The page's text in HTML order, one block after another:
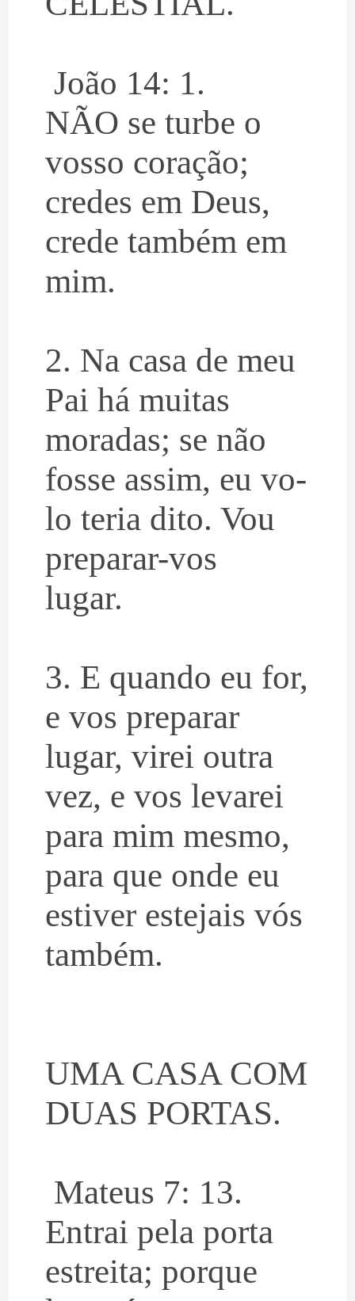
João 14: 1.
NÃO se turbe o
vosso coração;
credes em Deus,
crede também em
mim.
2. Na casa de meu
Pai há muitas
moradas; se não
fosse assim, eu vo-
lo teria dito. Vou
preparar-vos
lugar.
3. E quando eu for,
e vos preparar
lugar, virei outra
vez, e vos levarei
para mim mesmo,
para que onde eu
estiver estejais vós
também.
UMA CASA COM
DUAS PORTAS.
Mateus 7: 13.
Entrai pela porta
estreita; porque